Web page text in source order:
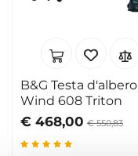
B&G Testa d'albero
Wind 608 Triton
€ 468,00 € 550,83